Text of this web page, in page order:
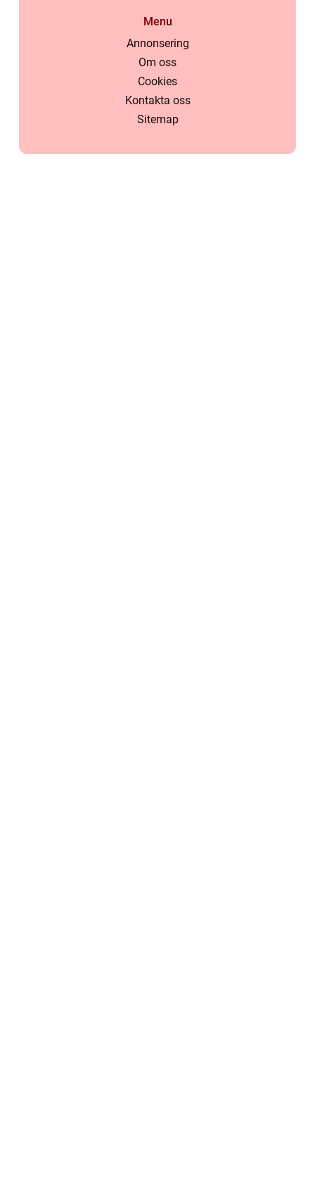
Menu
Annonsering
Om oss
Cookies
Kontakta oss
Sitemap